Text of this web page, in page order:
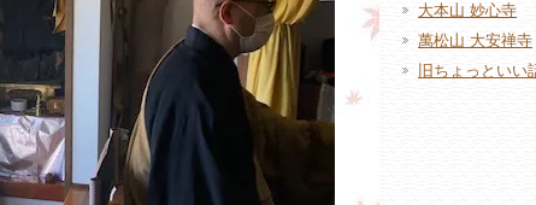
大本山 妙心寺
萬松山 大安禅寺
旧ちょっといい